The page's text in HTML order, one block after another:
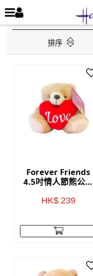
排序
Forever Friends
4.5吋情人節熊公仔
HK$ 239